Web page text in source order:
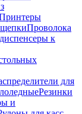
Проволока
к
для
Резинки
и